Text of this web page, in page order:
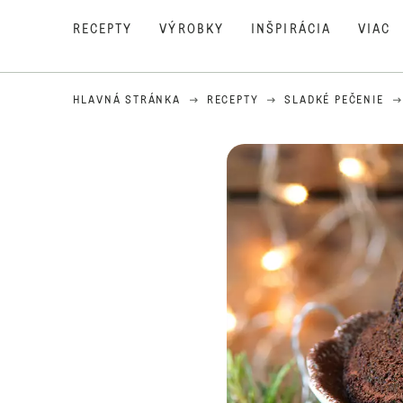
RECEPTY VÝROBKY INŠPIRÁCIA VIAC
HLAVNÁ STRÁNKA RECEPTY SLADKÉ PEČENIE